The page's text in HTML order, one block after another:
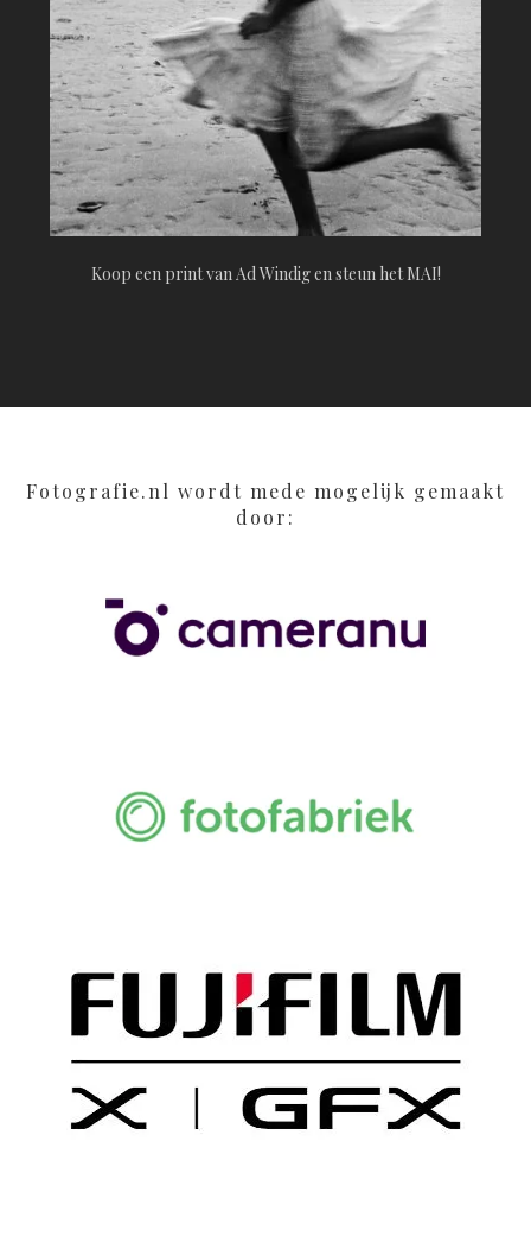
Koop een print van Ad Windig en steun het MAI!
Fotografie.nl wordt mede mogelijk gemaakt
door: